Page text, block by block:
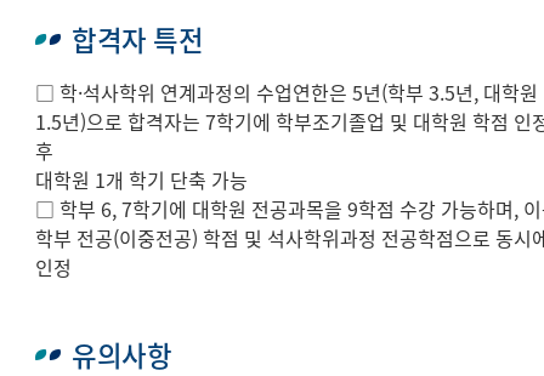
합격자 특전
□ 학·석사학위 연계과정의 수업연한은 5년(학부 3.5년, 대학원
1.5년)으로 합격자는 7학기에 학부조기졸업 및 대학원 학점 인
후
대학원 1개 학기 단축 가능
□ 학부 6, 7학기에 대학원 전공과목을 9학점 수강 가능하며,
학부 전공(이중전공) 학점 및 석사학위과정 전공학점으로 동시
인정
유의사항